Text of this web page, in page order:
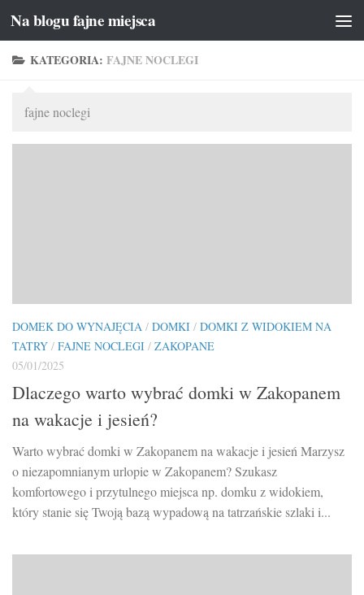
Przeskocz do treści
Na blogu fajne miejsca
KATEGORIA: FAJNE NOCLEGI
fajne noclegi
DOMEK DO WYNAJĘCIA / DOMKI / DOMKI Z WIDOKIEM NA
TATRY / FAJNE NOCLEGI / ZAKOPANE
05/01/2025
Dlaczego warto wybrać domki w Zakopanem
na wakacje i jesień?
Warto wybrać domki w Zakopanem na wakacje i jesień Marzysz
o niezapomnianym urlopie w Zakopanem? Szukasz
komfortowego i przytulnego miejsca np. domku z widokiem,
który stanie się Twoją bazą wypadową na tatrzańskie szlaki i...